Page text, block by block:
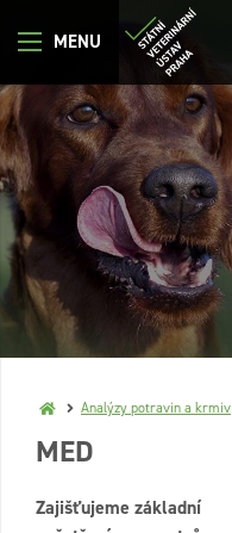
Analýzy potravin a krmiv
MED
Zajišťujeme základní